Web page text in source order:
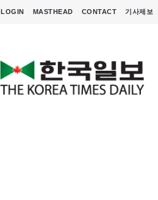
LOGIN MASTHEAD CONTACT 기사제보